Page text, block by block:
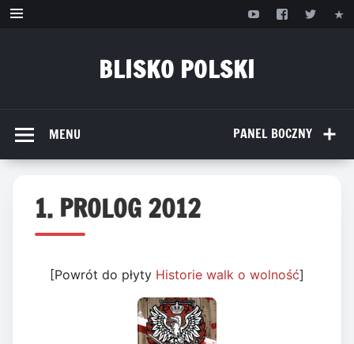
Przejdź
BLISKO POLSKI
PANEL BOCZNY
MENU
1. PROLOG 2012
[Powrót do płyty Historie walk o wolność]